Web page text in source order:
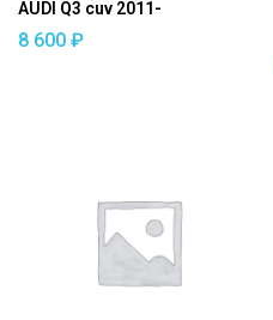
AUDI Q3 cuv 2011-
8 600 ₽